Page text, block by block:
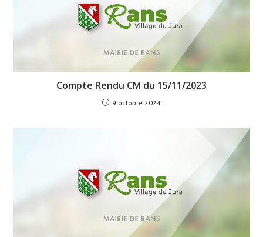
Compte Rendu CM du 15/11/2023
9 octobre 2024